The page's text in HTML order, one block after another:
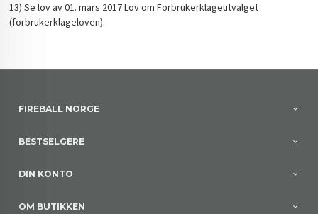
13) Se lov av 01. mars 2017 Lov om Forbrukerklageutvalget
(forbrukerklageloven).
FIREBALL NORGE
BESTSELGERE
DIN KONTO
OM BUTIKKEN